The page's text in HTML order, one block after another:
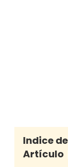
Indice
Artículo